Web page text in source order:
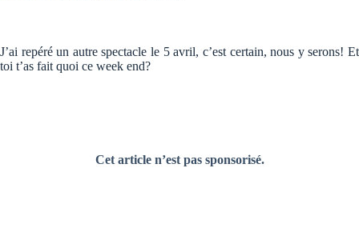
J’ai repéré un autre spectacle le 5 avril, c’est certain, nous y serons! Et
toi t’as fait quoi ce week end?
Cet article n’est pas sponsorisé.